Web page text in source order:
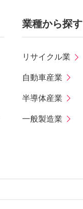
業種から探す
リサイクル業
自動車産業
半導体産業
一般製造業